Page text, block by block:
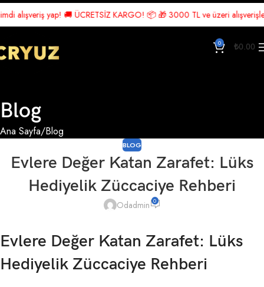
yap! 🚚 ÜCRETSİZ KARGO! 📦 🎁 3000 TL ve üzeri alışverişlerde
0 ₺0.00
Blog
Ana Sayfa Blog
BLOG
Evlere Değer Katan Zarafet: Lüks
Hediyelik Züccaciye Rehberi
Odadmin 0
Evlere Değer Katan Zarafet: Lüks
Hediyelik Züccaciye Rehberi